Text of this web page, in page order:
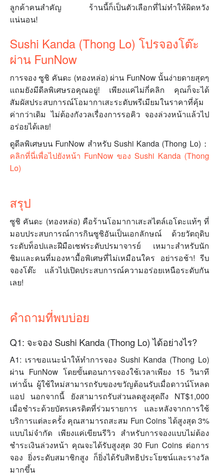
ลูกค้าคนสำคัญ ร้านนี้ก็เป็นตัวเลือกที่ไม่ทำให้ผิดหวัง
แน่นอน!
Sushi Kanda (Thong Lo) โปรจองโต๊ะ
ผ่าน FunNow
การจอง ซูชิ คันดะ (ทองหล่อ) ผ่าน FunNow นั้นง่ายดายสุดๆ
แถมยังมีดีลพิเศษรอคุณอยู่! เพียงแค่ไม่กี่คลิก คุณก็จะได้
สัมผัสประสบการณ์โอมากาเสะระดับพรีเมียมในราคาที่คุ้ม
ค่ากว่าเดิม ไม่ต้องกังวลเรื่องการรอคิว จองล่วงหน้าแล้วไป
อร่อยได้เลย!
ดูดีลพิเศษบน FunNow สำหรับ Sushi Kanda (Thong Lo)：
คลิกที่นี่เพื่อไปยังหน้า FunNow ของ Sushi Kanda (Thong
Lo)
สรุป
ซูชิ คันดะ (ทองหล่อ) คือร้านโอมากาเสะสไตล์เอโดะแท้ๆ ที่
มอบประสบการณ์การกินซูชิอันเป็นเอกลักษณ์ ด้วยวัตถุดิบ
ระดับท็อปและฝีมือเชฟระดับปรมาจารย์ เหมาะสำหรับนัก
ชิมและคนที่มองหามื้อพิเศษที่ไม่เหมือนใคร อย่ารอช้า! รีบ
จองโต๊ะ แล้วไปเปิดประสบการณ์ความอร่อยเหนือระดับกัน
เลย!
คำถามที่พบบ่อย
Q1: จะจอง Sushi Kanda (Thong Lo) ได้อย่างไร?
A1: เราขอแนะนำให้ทำการจอง Sushi Kanda (Thong Lo)
ผ่าน FunNow โดยขั้นตอนการจองใช้เวลาเพียง 15 วินาที
เท่านั้น ผู้ใช้ใหม่สามารถรับของขวัญต้อนรับเมื่อดาวน์โหลด
แอป นอกจากนี้ ยังสามารถรับส่วนลดสูงสุดถึง NT$1,000
เมื่อชำระด้วยบัตรเครดิตที่ร่วมรายการ และหลังจากการใช้
บริการแต่ละครั้ง คุณสามารถสะสม Fun Coins ได้สูงสุด 3%
แบบไม่จำกัด เพียงแค่เขียนรีวิว สำหรับการจองแบบไม่ต้อง
ชำระเงินล่วงหน้า คุณจะได้รับสูงสุด 30 Fun Coins ต่อการ
จอง ยิ่งระดับสมาชิกสูง ก็ยิ่งได้รับสิทธิประโยชน์และรางวัล
มากขึ้น